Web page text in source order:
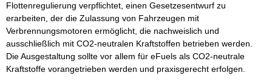
Flottenregulierung verpflichtet, einen Gesetzesentwurf zu
erarbeiten, der die Zulassung von Fahrzeugen mit
Verbrennungsmotoren ermöglicht, die nachweislich und
ausschließlich mit CO2-neutralen Kraftstoffen betrieben werden.
Die Ausgestaltung sollte vor allem für eFuels als CO2-neutrale
Kraftstoffe vorangetrieben werden und praxisgerecht erfolgen.